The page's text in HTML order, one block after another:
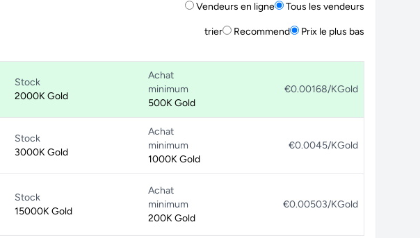
Vendeurs en ligne Tous les vendeurs
trier Recommend Prix le plus bas
Stock
2000K Gold
Achat
minimum
500K Gold
€0.00168/KGold
Stock
3000K Gold
Achat
minimum
1000K Gold
€0.0045/KGold
Stock
15000K Gold
Achat
minimum
200K Gold
€0.00503/KGold